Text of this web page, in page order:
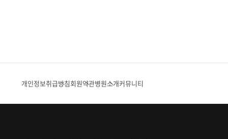
개인정보취급방침회원약관병원소개커뮤니티